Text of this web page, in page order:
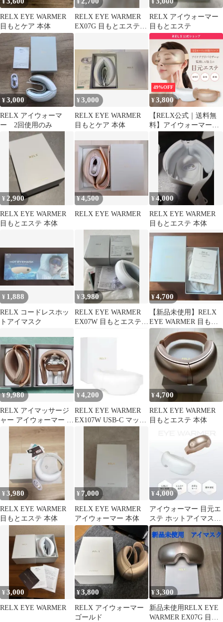
¥
RELX EYE WARMER
目もとケア 本体
¥
RELX EYE WARMER
EX07G 目もとエステ
¥
RELX アイウォーマー
目もとエステ
¥3,000
RELX アイウォーマ
ー 2回使用のみ
¥3,000
RELX EYE WARMER
目もとケア 本体
49%OFF
¥3,800
【RELX公式｜送料無
料】アイウォーマー
温熱 エアー ホットアイ
マスク 充電式 リラック
スタイム プレゼント ギ
フト【訳あり特価】
¥ 2,900
RELX EYE WARMER
目もとエステ 本体
¥4,500
RELX EYE WARMER
¥4,000
RELX EYE WARMER
目もとエステ 本体
¥ 1,888
RELX コードレスホッ
トアイマスク
¥3,980
RELX EYE WARMER
EX07W 目もとエステ
¥4,700
【新品未使用】RELX
EYE WARMER 目もと
エステ アイマスク
¥9,980
RELX アイマッサージ
ャー アイウォーマー ネ
ックマッサージャー マ
ッサージ機
¥ 4,200
RELX EYE WARMER
EX107W USB-C マット
¥4,700
RELX EYE WARMER
目もとエステ 本体
¥3,980
RELX EYE WARMER
目もとエステ 本体
¥ 7,000
RELX EYE WARMER
アイウォーマー 本体
¥4,000
アイウォーマー 目元エ
ステ ホットアイマスク
充電式 快眠サポート
¥3,000
RELX EYE WARMER
¥3,800
RELX アイウォーマー
ゴールド
¥3,300
新品未使用RELX EYE
WARMER EX07G 目も